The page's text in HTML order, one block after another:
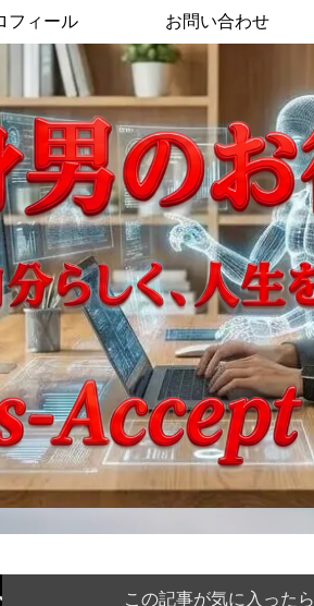
フィール お問い合わせ
この記事が気に入ったら